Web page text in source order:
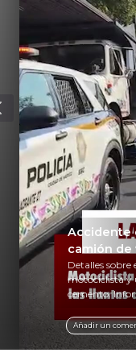
Añadir un
Accidente
camión de
Detalles
motociclista y
cemento.
vial y